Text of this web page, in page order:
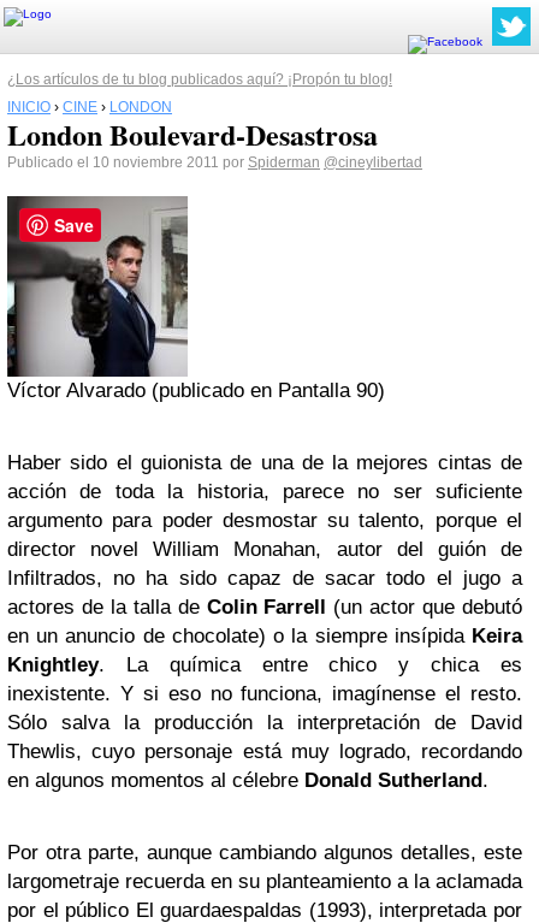
¿Los artículos de tu blog publicados aquí? ¡Propón tu blog!
INICIO › CINE › LONDON
London Boulevard-Desastrosa
Publicado el 10 noviembre 2011 por Spiderman @cineylibertad
Víctor Alvarado (publicado en Pantalla 90)
Haber sido el guionista de una de la mejores cintas de
acción de toda la historia, parece no ser suficiente
argumento para poder desmostar su talento, porque el
director novel William Monahan, autor del guión de
Infiltrados, no ha sido capaz de sacar todo el jugo a
actores de la talla de Colin Farrell (un actor que debutó
en un anuncio de chocolate) o la siempre insípida Keira
Knightley. La química entre chico y chica es
inexistente. Y si eso no funciona, imagínense el resto.
Sólo salva la producción la interpretación de David
Thewlis, cuyo personaje está muy logrado, recordando
en algunos momentos al célebre Donald Sutherland.
Por otra parte, aunque cambiando algunos detalles, este
largometraje recuerda en su planteamiento a la aclamada
por el público El guardaespaldas (1993), interpretada por
Save